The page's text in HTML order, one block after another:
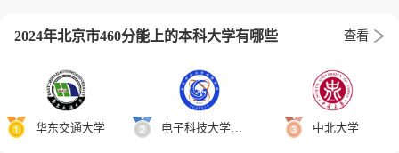
2024年北京市460分能上的本科大学有哪些 查看
华东交通大学 电子科技大学成都学院 中北大学